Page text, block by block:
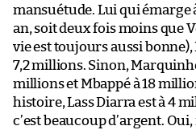
mansuétude. Lui qui émarge
an, soit deux fois moins que
vie est toujours aussi
7,2 millions. Sinon,
millions et Mbappé à 18
histoire, Lass Diarra est à 4
c’est beaucoup d’argent.